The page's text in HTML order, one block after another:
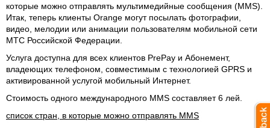
которые можно отправлять мультимедийные сообщения (MMS).
Итак, теперь клиенты Orange могут посылать фотографии,
видео, мелодии или анимации пользователям мобильной сети
МТС Российской Федерации.
Услуга доступна для всех клиентов PrePay и Абонемент,
владеющих телефоном, совместимым с технологией GPRS и
активированной услугой мобильный Интернет.
Стоимость одного международного MMS составляет 6 лей.
список стран, в которые можно отправлять MMS